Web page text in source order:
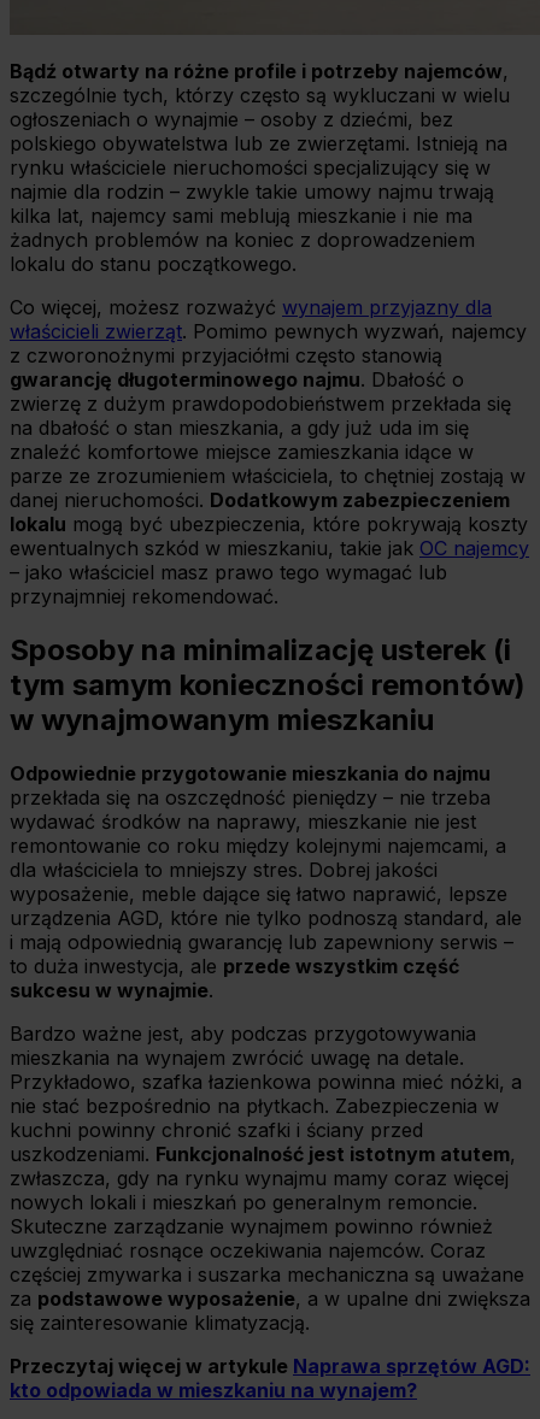
Bądź otwarty na różne profile i potrzeby najemców,
szczególnie tych, którzy często są wykluczani w wielu
ogłoszeniach o wynajmie – osoby z dziećmi, bez
polskiego obywatelstwa lub ze zwierzętami. Istnieją na
rynku właściciele nieruchomości specjalizujący się w
najmie dla rodzin – zwykle takie umowy najmu trwają
kilka lat, najemcy sami meblują mieszkanie i nie ma
żadnych problemów na koniec z doprowadzeniem
lokalu do stanu początkowego.
Co więcej, możesz rozważyć wynajem przyjazny dla
właścicieli zwierząt. Pomimo pewnych wyzwań, najemcy
z czworonożnymi przyjaciółmi często stanowią
gwarancję długoterminowego najmu. Dbałość o
zwierzę z dużym prawdopodobieństwem przekłada się
na dbałość o stan mieszkania, a gdy już uda im się
znaleźć komfortowe miejsce zamieszkania idące w
parze ze zrozumieniem właściciela, to chętniej zostają w
danej nieruchomości. Dodatkowym zabezpieczeniem
lokalu mogą być ubezpieczenia, które pokrywają koszty
ewentualnych szkód w mieszkaniu, takie jak OC najemcy
– jako właściciel masz prawo tego wymagać lub
przynajmniej rekomendować.
Sposoby na minimalizację usterek (i
tym samym konieczności remontów)
w wynajmowanym mieszkaniu
Odpowiednie przygotowanie mieszkania do najmu
przekłada się na oszczędność pieniędzy – nie trzeba
wydawać środków na naprawy, mieszkanie nie jest
remontowanie co roku między kolejnymi najemcami, a
dla właściciela to mniejszy stres. Dobrej jakości
wyposażenie, meble dające się łatwo naprawić, lepsze
urządzenia AGD, które nie tylko podnoszą standard, ale
i mają odpowiednią gwarancję lub zapewniony serwis –
to duża inwestycja, ale przede wszystkim część
sukcesu w wynajmie.
Bardzo ważne jest, aby podczas przygotowywania
mieszkania na wynajem zwrócić uwagę na detale.
Przykładowo, szafka łazienkowa powinna mieć nóżki, a
nie stać bezpośrednio na płytkach. Zabezpieczenia w
kuchni powinny chronić szafki i ściany przed
uszkodzeniami. Funkcjonalność jest istotnym atutem,
zwłaszcza, gdy na rynku wynajmu mamy coraz więcej
nowych lokali i mieszkań po generalnym remoncie.
Skuteczne zarządzanie wynajmem powinno również
uwzględniać rosnące oczekiwania najemców. Coraz
częściej zmywarka i suszarka mechaniczna są uważane
za podstawowe wyposażenie, a w upalne dni zwiększa
się zainteresowanie klimatyzacją.
Przeczytaj więcej w artykule Naprawa sprzętów AGD:
kto odpowiada w mieszkaniu na wynajem?